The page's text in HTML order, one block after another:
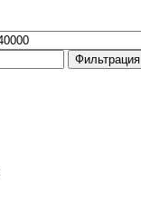
Фильтрация